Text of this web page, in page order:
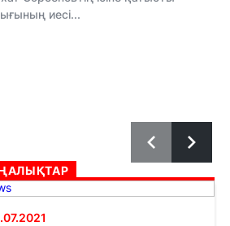
иесі...